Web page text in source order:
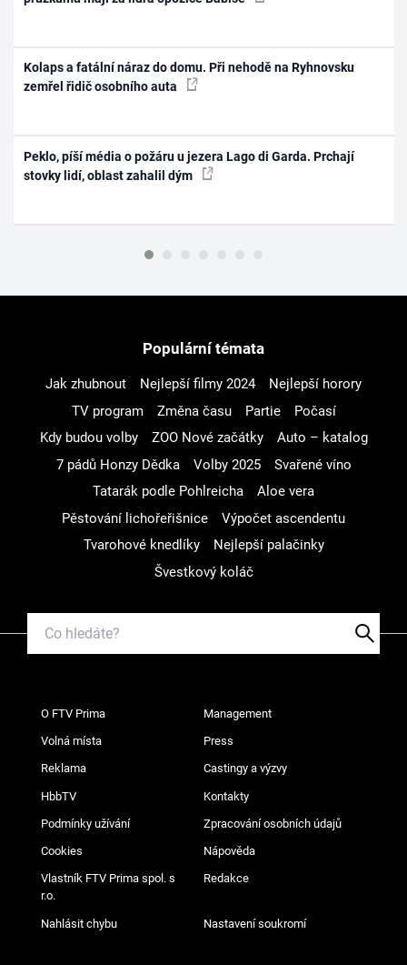
Kolaps a fatální náraz do domu. Při nehodě na Ryhnovsku
zemřel řidič osobního auta
Peklo, píší média o požáru u jezera Lago di Garda. Prchají
stovky lidí, oblast zahalil dým
Populární témata
Jak zhubnout Nejlepší filmy 2024
Nejlepší horory
TV program
Změna času Partie
Počasí
Kdy budou volby
ZOO Nové začátky
Auto – katalog
7 pádů Honzy Dědka
Volby 2025
Svařené víno
Tatarák podle Pohlreicha
Aloe vera
Pěstování lichořeřišnice
Výpočet ascendentu
Tvarohové knedlíky
Nejlepší palačinky
Švestkový koláč
O FTV Prima Management
Volná místa Press
Reklama Castingy a výzvy
HbbTV Kontakty
Podmínky užívání Zpracování osobních údajů
Cookies Nápověda
Vlastník FTV Prima spol. s
r.o.
Redakce
Nahlásit chybu Nastavení soukromí